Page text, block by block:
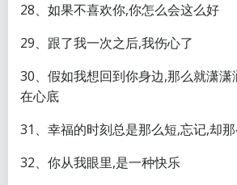
28、如果不喜欢你,你怎么会这么好
29、跟了我一次之后,我伤心了
30、假如我想回到你身边,那么就潇潇
在心底
31、幸福的时刻总是那么短,忘记,却那
32、你从我眼里,是一种快乐